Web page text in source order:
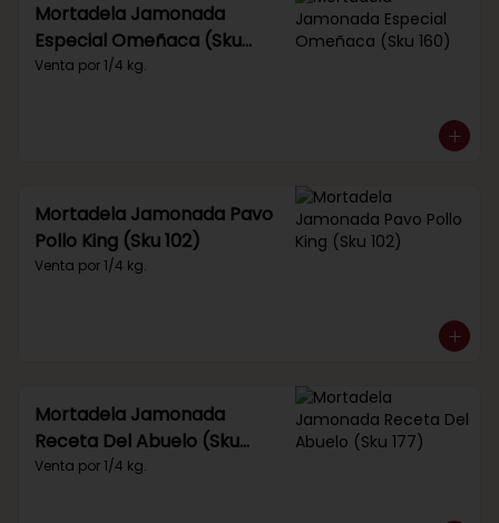
Mortadela Jamonada
Especial Omeñaca (Sku
160)
Venta por 1/4 kg.
Mortadela Jamonada Pavo
Pollo King (Sku 102)
Venta por 1/4 kg.
Mortadela Jamonada
Receta Del Abuelo (Sku
177)
Venta por 1/4 kg.